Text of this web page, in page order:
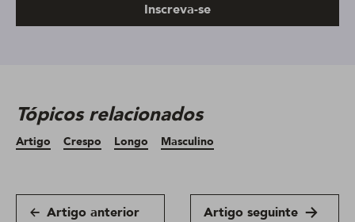
Inscreva-se
Tópicos relacionados
Artigo Crespo Longo Masculino
Artigo anterior Artigo seguinte